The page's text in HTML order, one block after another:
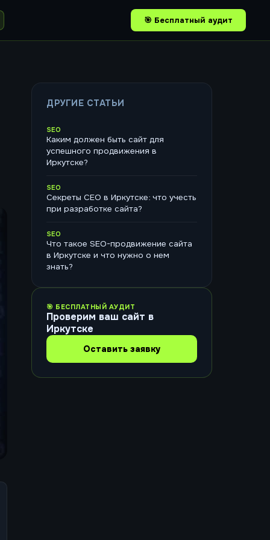
🎯 Бесплатный аудит
ДРУГИЕ СТАТЬИ
SEO
Каким должен быть сайт для
успешного продвижения в
Иркутске?
SEO
Секреты СЕО в Иркутске: что учесть
при разработке сайта?
SEO
Что такое SEO-продвижение сайта
в Иркутске и что нужно о нем
знать?
🎯 БЕСПЛАТНЫЙ АУДИТ
Проверим ваш сайт в
Иркутске
Оставить заявку